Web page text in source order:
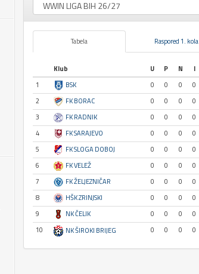
Tabela Raspored 1. kola
Klub U P N I
1
BSK 0 0 0 0
2
FK BORAC 0 0 0 0
3
FK RADNIK 0 0 0 0
4
FK SARAJEVO 0 0 0 0
5
FK SLOGA DOBOJ 0 0 0 0
6
FK VELEŽ 0 0 0 0
7
FK ŽELJEZNIČAR 0 0 0 0
8
HŠK ZRINJSKI 0 0 0 0
9
NK ČELIK 0 0 0 0
10
NK ŠIROKI BRIJEG 0 0 0 0